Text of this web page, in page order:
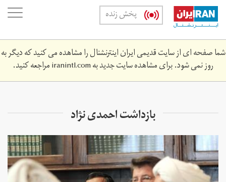
Skip
main
content
پخش زنده
شما صفحه ای از سایت قدیمی ایران اینترنشنال را مشاهده می کنید که دیگر به
روز نمی شود. برای مشاهده سایت جدید بهiranintl.comمراجعه کنید.
بازداشت احمدی نژاد